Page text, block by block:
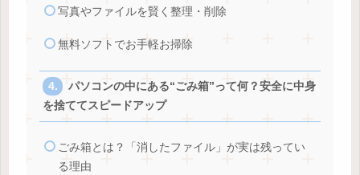
写真やファイルを賢く整理・削除
無料ソフトでお手軽お掃除
パソコンの中にある“ごみ箱”って何？安全に中身
を捨ててスピードアップ
ごみ箱とは？「消したファイル」が実は残ってい
る理由